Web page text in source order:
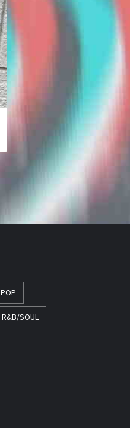
POP
R&B/SOUL